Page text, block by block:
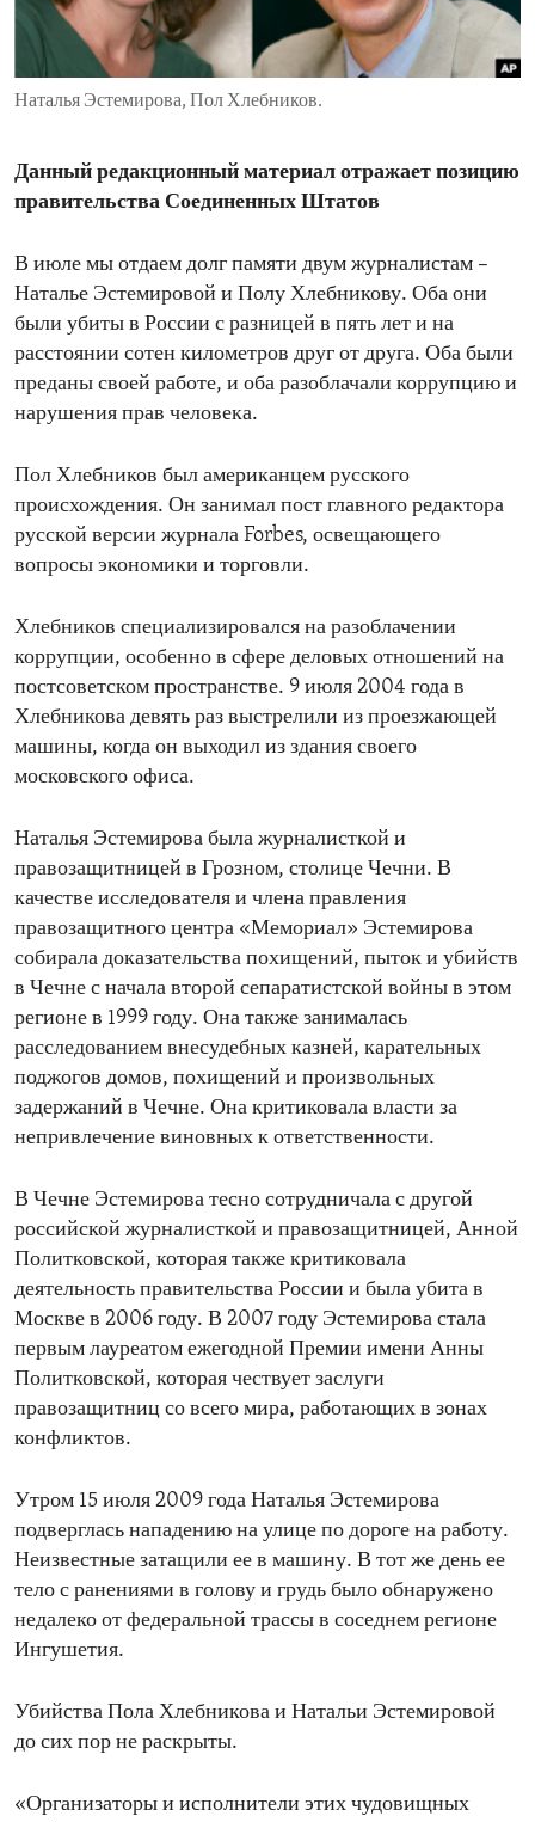
ENVIRONMENT AND HEALTH
IDEALS AND INSTITUTIONS
Наталья Эстемирова, Пол Хлебников.
Данный редакционный материал отражает позицию
правительства Соединенных Штатов
В июле мы отдаем долг памяти двум журналистам –
Наталье Эстемировой и Полу Хлебникову. Оба они
были убиты в России с разницей в пять лет и на
расстоянии сотен километров друг от друга. Оба были
преданы своей работе, и оба разоблачали коррупцию и
нарушения прав человека.
Пол Хлебников был американцем русского
происхождения. Он занимал пост главного редактора
русской версии журнала Forbes, освещающего
вопросы экономики и торговли.
Хлебников специализировался на разоблачении
коррупции, особенно в сфере деловых отношений на
постсоветском пространстве. 9 июля 2004 года в
Хлебникова девять раз выстрелили из проезжающей
машины, когда он выходил из здания своего
московского офиса.
Наталья Эстемирова была журналисткой и
правозащитницей в Грозном, столице Чечни. В
качестве исследователя и члена правления
правозащитного центра «Мемориал» Эстемирова
собирала доказательства похищений, пыток и убийств
в Чечне с начала второй сепаратистской войны в этом
регионе в 1999 году. Она также занималась
расследованием внесудебных казней, карательных
поджогов домов, похищений и произвольных
задержаний в Чечне. Она критиковала власти за
непривлечение виновных к ответственности.
В Чечне Эстемирова тесно сотрудничала с другой
российской журналисткой и правозащитницей, Анной
Политковской, которая также критиковала
деятельность правительства России и была убита в
Москве в 2006 году. В 2007 году Эстемирова стала
первым лауреатом ежегодной Премии имени Анны
Политковской, которая чествует заслуги
правозащитниц со всего мира, работающих в зонах
конфликтов.
Утром 15 июля 2009 года Наталья Эстемирова
подверглась нападению на улице по дороге на работу.
Неизвестные затащили ее в машину. В тот же день ее
тело с ранениями в голову и грудь было обнаружено
недалеко от федеральной трассы в соседнем регионе
Ингушетия.
Убийства Пола Хлебникова и Натальи Эстемировой
до сих пор не раскрыты.
«Организаторы и исполнители этих чудовищных